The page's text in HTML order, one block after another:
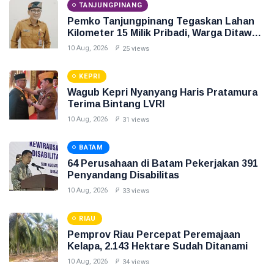
TANJUNGPINANG
Pemko Tanjungpinang Tegaskan Lahan
Kilometer 15 Milik Pribadi, Warga Ditawari
Relokasi
10 Aug, 2026 25 views
KEPRI
Wagub Kepri Nyanyang Haris Pratamura
Terima Bintang LVRI
10 Aug, 2026 31 views
BATAM
64 Perusahaan di Batam Pekerjakan 391
Penyandang Disabilitas
10 Aug, 2026 33 views
RIAU
Pemprov Riau Percepat Peremajaan
Kelapa, 2.143 Hektare Sudah Ditanami
10 Aug, 2026 34 views